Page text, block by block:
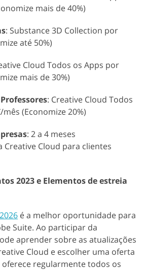
mais de 40%)
: Substance 3D Collection por
até 50%)
Cloud Todos os Apps por
mais de 30%)
: Creative Cloud Todos
(Economize 20%)
: 2 a 4 meses
Cloud para clientes
2023 e Elementos de estreia
é a melhor oportunidade para
Suite. Ao participar da
aprender sobre as atualizações
Cloud e escolher uma oferta
oferece regularmente todos os